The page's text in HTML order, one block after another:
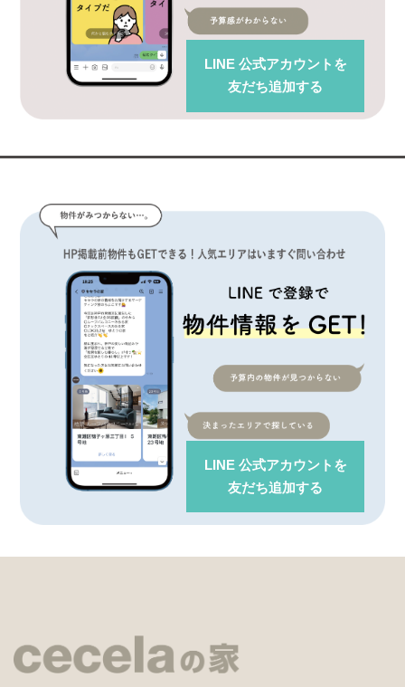
LINE 公式アカウント を
友だち追加する
LINE 公式アカウント を
友だち追加する